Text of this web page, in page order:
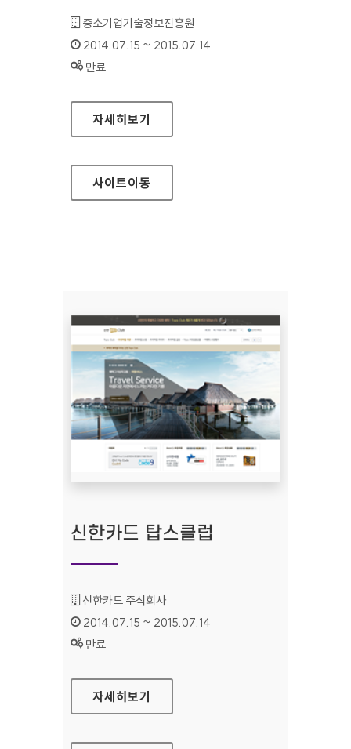
기관명 :
중소기업기술정보진흥원
인증기간 :
2014.07.15 ~ 2015.07.14
상태 :
만료
경영혁신플랫폼
자세히보기
사이트이동
신한카드 탑스클럽
기관명 :
신한카드 주식회사
인증기간 :
2014.07.15 ~ 2015.07.14
상태 :
만료
신한카드 탑스클럽
자세히보기